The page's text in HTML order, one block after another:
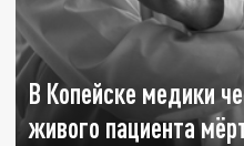
В Копейске медики
живого пациента